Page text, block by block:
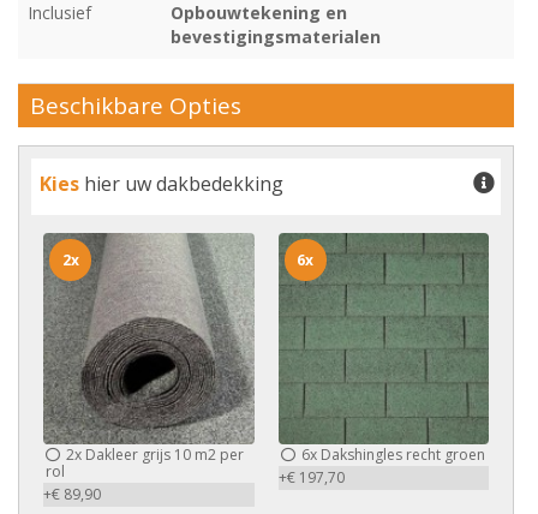
Inclusief
Opbouwtekening en
bevestigingsmaterialen
Beschikbare Opties
Kies hier uw dakbedekking
2x Dakleer grijs 10 m2 per
rol
+€ 89,90
2x
6xDakshingles recht groen
+€ 197,70
6x